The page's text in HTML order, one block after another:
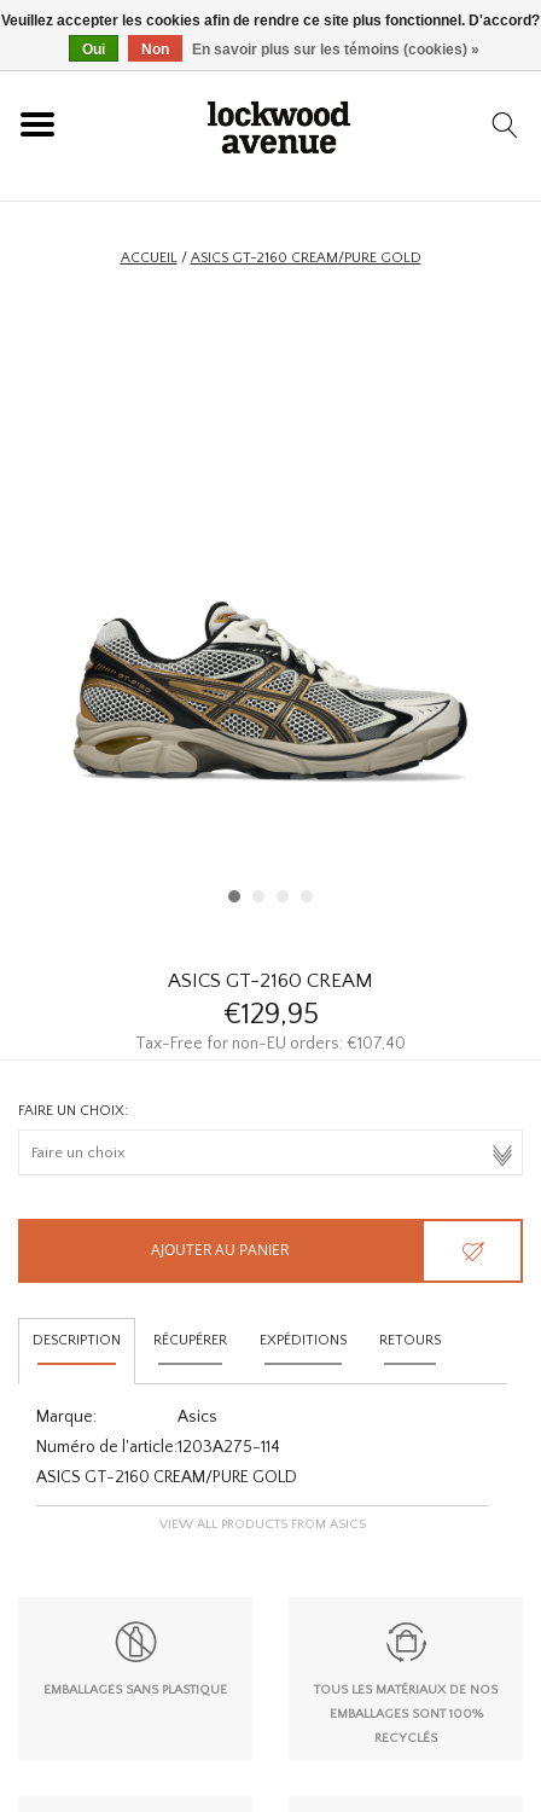
ACCUEIL
MARQUES
THE EDIT
ACCUEIL/ ASICS GT-2160 CREAM/PURE GOLD
ASICS GT-2160 CREAM
€129,95
Tax-Free for non-EU orders: €107,40
FAIRE UN CHOIX:
AJOUTER AU PANIER
DESCRIPTION RÉCUPÉRER EXPÉDITIONS RETOURS
Marque:
Asics
Numéro de l'article:1203A275-114
ASICS GT-2160 CREAM/PURE GOLD
VIEW ALL PRODUCTS FROM ASICS
EMBALLAGES SANS PLASTIQUE
TOUS LES MATÉRIAUX DE NOS
EMBALLAGES SONT 100%
RECYCLÉS
Veuillez accepter les cookies afin de rendre ce site plus fonctionnel. D'accord?
Oui
Non En savoir plus sur les témoins (cookies) »